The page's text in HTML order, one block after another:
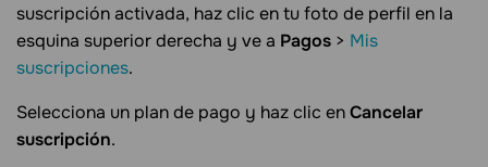
suscripción activada, haz clic en tu foto de perfil en la
esquina superior derecha y ve a Pagos > Mis
suscripciones.
Selecciona un plan de pago y haz clic enCancelar
suscripción.